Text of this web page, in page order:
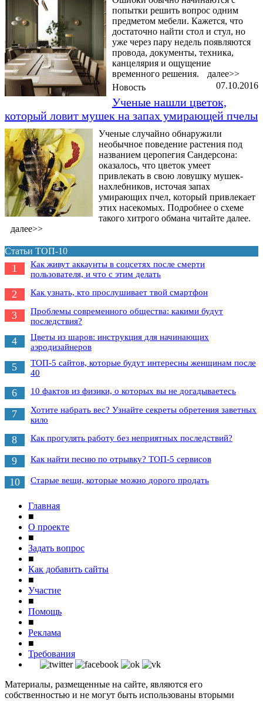
попытки решить вопрос одним
предметом мебели. Кажется, что
достаточно найти стол и стул, но
уже через пару недель появляются
провода, документы, техника,
канцелярия и ощущение
временного решения.
далее>>
07.10.2016
Новость
Ученые нашли цветок,
который ловит мушек на запах умирающей пчелы
Ученые случайно обнаружили
необычное поведение растения под
названием церопегия Сандерсона:
оказалось, что цветок умеет
привлекать в свою ловушку мушек-
нахлебников, источая запах
умирающих пчел, который привлекает
этих насекомых. Подробнее о схеме
такого хитрого обмана читайте далее.
далее>>
Статьи ТОП-10
1
Как живут аккаунты в соцсетях после смерти
пользователя, и что с этим делать
2 Как узнать, кто прослушивает твой смартфон
3
Проблемы современного общества: какими будут
последствия?
4
Цветы из шаров: инструкция для начинающих
аэродизайнеров
5
ТОП-5 сайтов, которые будут интересны женщинам после
40
6 10 фактов из физики, о которых вы не догадываетесь
7
Хотите набрать вес? Узнайте секреты обретения заветных
кило
8 Как прогулять работу без неприятных последствий?
9 Как найти песню по отрывку? ТОП-5 сервисов
10 Старые вещи, которые можно дорого продать
Главная
■
О проекте
■
Задать вопрос
■
Как добавить сайты
■
Участие
■
Помощь
■
Реклама
■
Требования
Материалы, размещенные на сайте, являются его
собственностью и не могут быть использованы вторыми